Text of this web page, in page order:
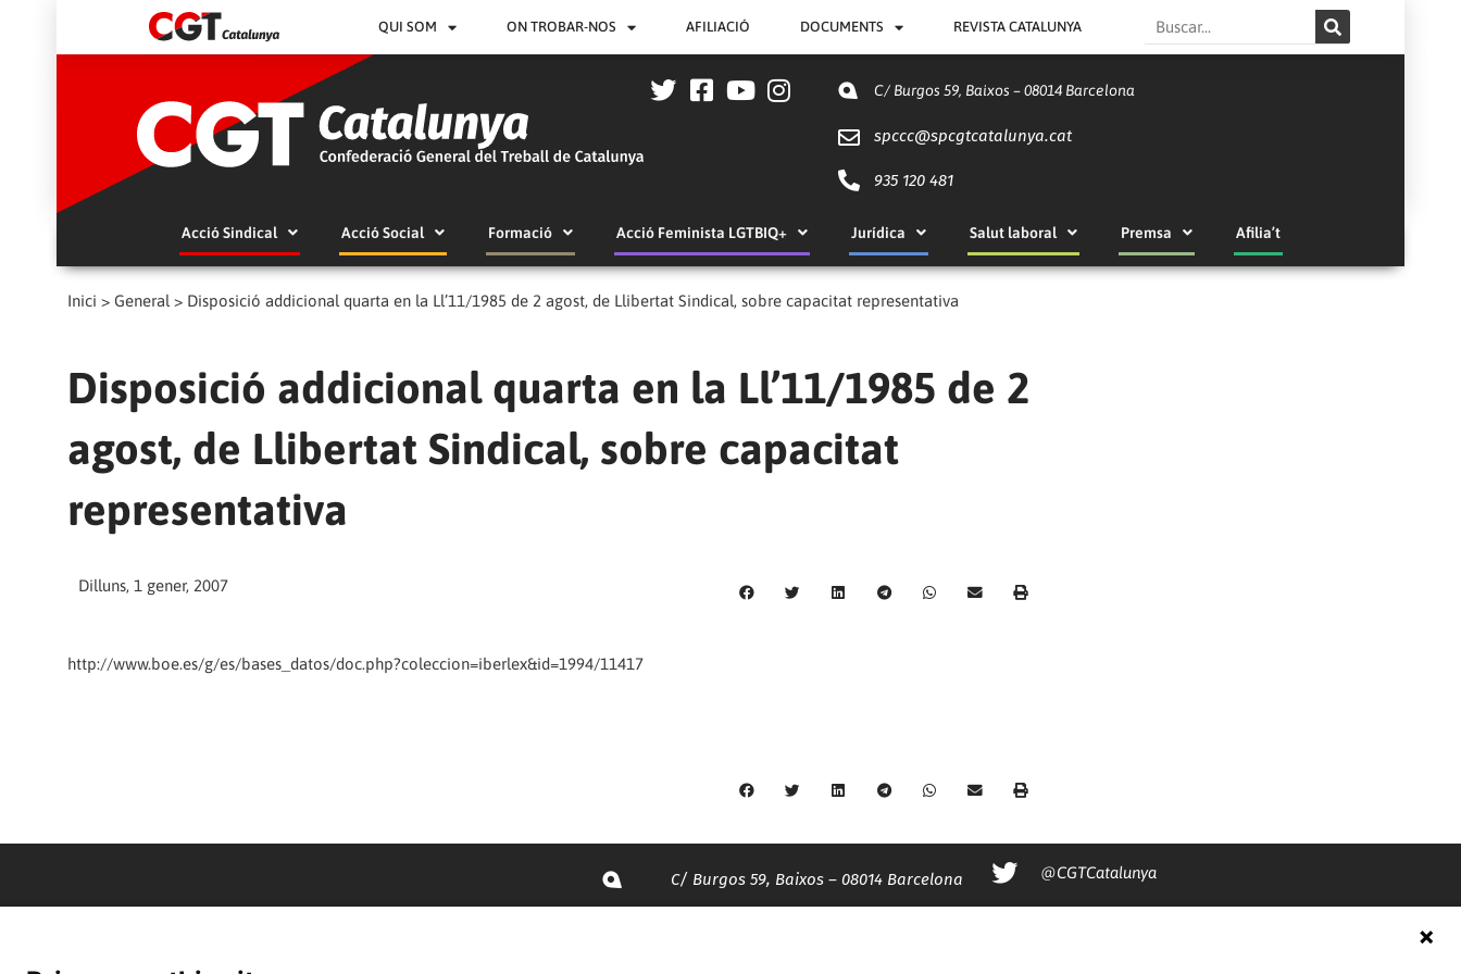
QUI SOM ON TROBAR-NOS AFILIACIÓ DOCUMENTS REVISTA CATALUNYA Search
C/ Burgos 59, Baixos – 08014 Barcelona
spccc@spcgtcatalunya.cat
935 120 481
Acció Sindical Acció Social Formació Acció Feminista LGTBIQ+ Jurídica Salut laboral Premsa Afilia’t
Inici > General > Disposició addicional quarta en la Ll’11/1985 de 2 agost, de Llibertat Sindical, sobre capacitat representativa
Disposició addicional quarta en la Ll’11/1985 de 2
agost, de Llibertat Sindical, sobre capacitat
representativa
Dilluns, 1 gener, 2007
http://www.boe.es/g/es/bases_datos/doc.php?coleccion=iberlex&id=1994/11417
C/ Burgos 59, Baixos – 08014 Barcelona @CGTCatalunya